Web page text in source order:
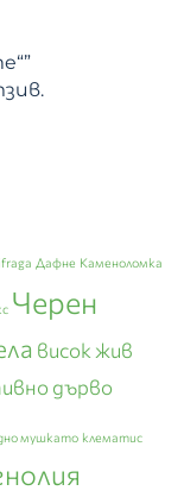
Дафне Каменоломка
Черен
висок жив
дърво
мушкато клематис